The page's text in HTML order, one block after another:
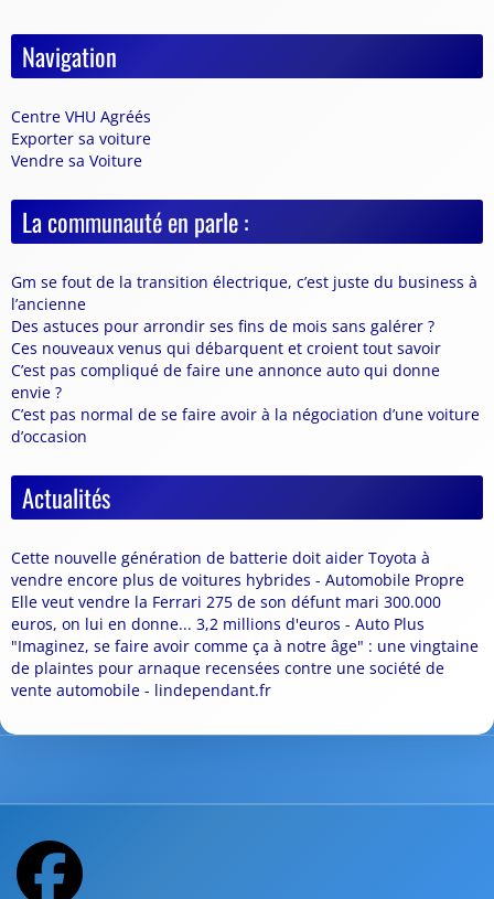
Navigation
Centre VHU Agréés
Exporter sa voiture
Vendre sa Voiture
La communauté en parle :
Gm se fout de la transition électrique, c’est juste du business à
l’ancienne
Des astuces pour arrondir ses fins de mois sans galérer ?
Ces nouveaux venus qui débarquent et croient tout savoir
C’est pas compliqué de faire une annonce auto qui donne
envie ?
C’est pas normal de se faire avoir à la négociation d’une voiture
d’occasion
Actualités
Cette nouvelle génération de batterie doit aider Toyota à
vendre encore plus de voitures hybrides - Automobile Propre
Elle veut vendre la Ferrari 275 de son défunt mari 300.000
euros, on lui en donne... 3,2 millions d'euros - Auto Plus
"Imaginez, se faire avoir comme ça à notre âge" : une vingtaine
de plaintes pour arnaque recensées contre une société de
vente automobile - lindependant.fr